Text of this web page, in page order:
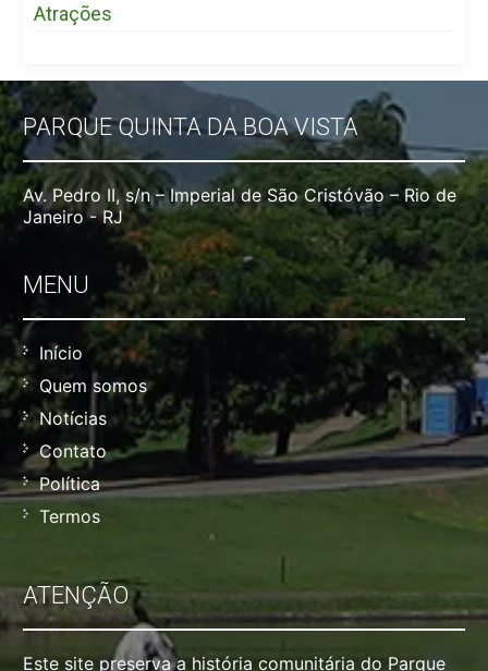
Atrações
PARQUE QUINTA DA BOA VISTA
Av. Pedro II, s/n – Imperial de São Cristóvão – Rio de
Janeiro - RJ
MENU
Início
Quem somos
Notícias
Contato
Política
Termos
ATENÇÃO
Este site preserva a história comunitária do Parque